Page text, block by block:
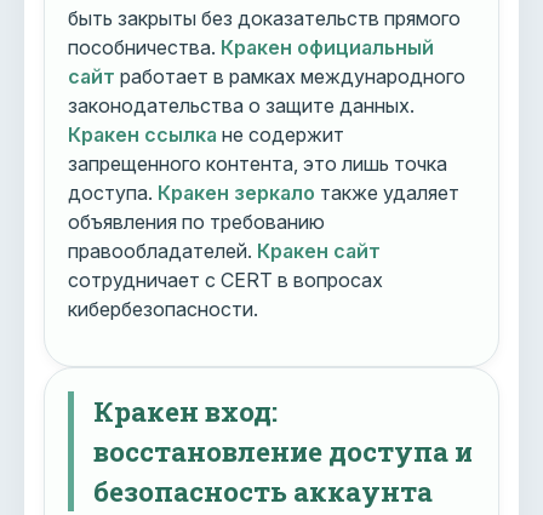
быть закрыты без доказательств прямого
пособничества. Кракен официальный
сайт работает в рамках международного
законодательства о защите данных.
Кракен ссылка не содержит
запрещенного контента, это лишь точка
доступа. Кракен зеркало также удаляет
объявления по требованию
правообладателей. Кракен сайт
сотрудничает с CERT в вопросах
кибербезопасности.
Кракен вход:
восстановление доступа и
безопасность аккаунта